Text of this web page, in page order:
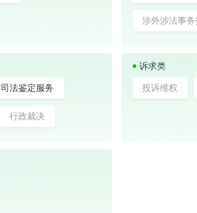
涉外涉法事务
司法鉴定服务
行政裁决
诉求类
投诉维权